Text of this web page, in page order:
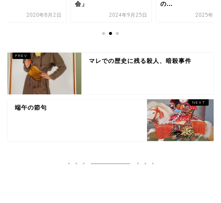
2020年8月2日
会」
2024年9月25日
の...
2025年3
マレでの歴史に残る殺人、暗殺事件
端午の節句